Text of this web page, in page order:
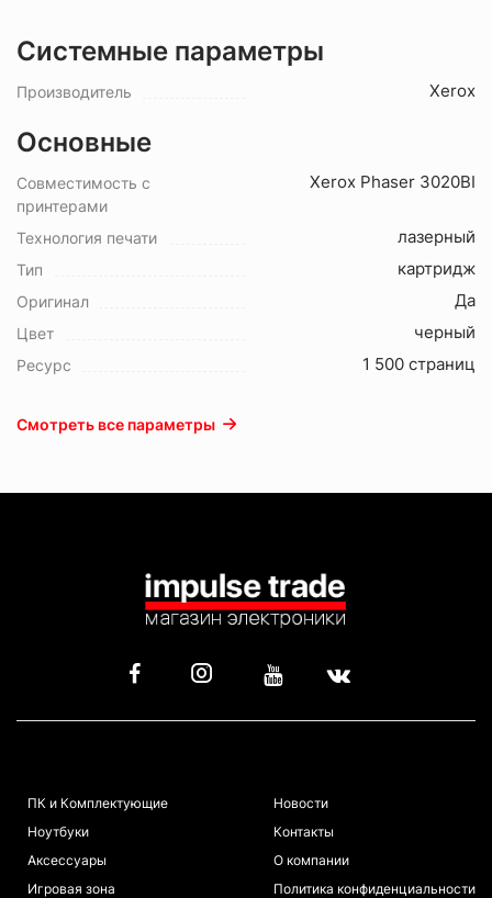
Системные параметры
Производитель Xerox
Основные
Совместимость с
принтерами
Xerox Phaser 3020BI
Технология печати лазерный
Тип картридж
Оригинал Да
Цвет черный
Ресурс 1 500 страниц
Смотреть все параметры
ПК и Комплектующие
Ноутбуки
Аксессуары
Игровая зона
Новости
Контакты
О компании
Политика конфиденциальности